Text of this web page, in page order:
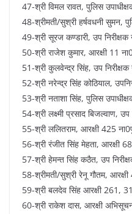
47-श्री विमल रावत, पुलिस
48-श्रीमती/सुश्री हर्षवधनी सुमन,
49-श्री सूरज कण्डारी, उप
50-श्री राजेश कुमार, आरक्षी 11
51-श्री कुलवेन्द्र सिंह, उप
52-श्री नरेन्द्र सिंह कोठियाल,
53-श्री नताशा सिंह, पुलिस
54-श्री लक्ष्मी प्रसाद बिजल्वाण,
55-श्री ललितराम, आरक्षी 425
56-श्री रंजीत सिंह मेहता, आरक्षी
57-श्री हेमन्त सिंह कठैत, उप
58-श्रीमती/सुश्री रेनू गौतम,
59-श्री बलदेव सिंह आरक्षी 261,
60-श्री राकेश दास, आरक्षी